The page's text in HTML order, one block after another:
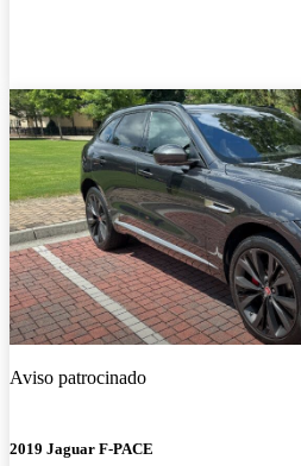
Aviso patrocinado
2019 Jaguar F-PACE